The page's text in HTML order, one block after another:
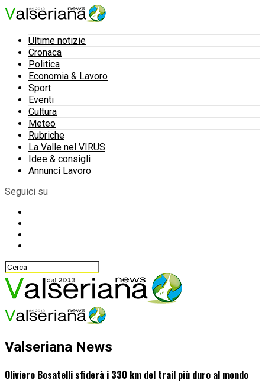
Ultime notizie
Cronaca
Politica
Economia & Lavoro
Sport
Eventi
Cultura
Meteo
Rubriche
La Valle nel VIRUS
Idee & consigli
Annunci Lavoro
Seguici su
Valseriana News
Oliviero Bosatelli sfiderà i 330 km del trail più duro al mondo